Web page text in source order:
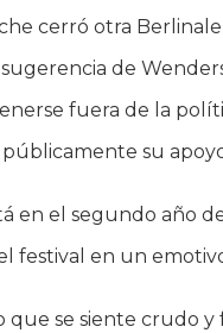
cerró otra
de
fuera de la
su
en el segundo año
en un
se siente crudo y